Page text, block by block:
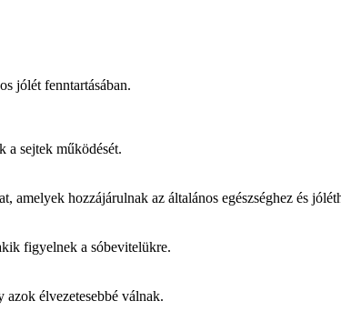
jólét fenntartásában.
a sejtek működését.
amelyek hozzájárulnak az általános egészséghez és
figyelnek a sóbevitelükre.
élvezetesebbé válnak.